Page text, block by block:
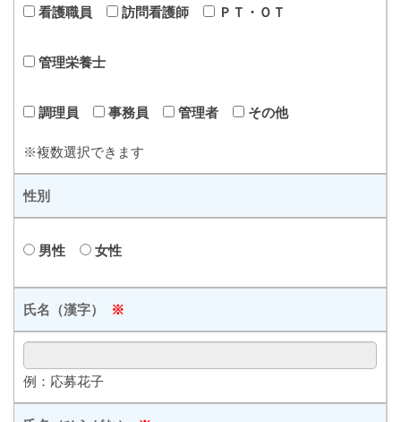
看護職員 訪問看護師 ＰＴ・ＯＴ
管理栄養士
調理員 事務員 管理者 その他
※複数選択できます
性別
男性 女性
氏名（漢字） ※
例：応募花子